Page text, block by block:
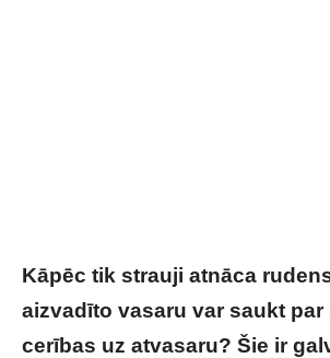
Kāpēc tik strauji atnāca
aizvadīto vasaru var saukt par
cerības uz atvasaru? Šie ir